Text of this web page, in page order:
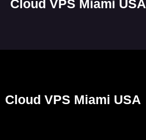
Cloud VPS Miami USA
Cloud VPS Miami USA